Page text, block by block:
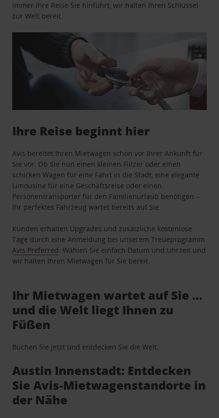
immer Ihre Reise Sie hinführt, wir halten Ihren Schlüssel
zur Welt bereit.
Ihre Reise beginnt hier
Avis bereitet Ihren Mietwagen schon vor Ihrer Ankunft für
Sie vor. Ob Sie nun einen kleinen Flitzer oder einen
schicken Wagen für eine Fahrt in die Stadt, eine elegante
Limousine für eine Geschäftsreise oder einen
Personentransporter für den Familienurlaub benötigen –
Ihr perfektes Fahrzeug wartet bereits auf Sie.
Kunden erhalten Upgrades und zusätzliche kostenlose
Tage durch eine Anmeldung bei unserem Treueprogramm
Avis Preferred . Wählen Sie einfach Datum und Uhrzeit und
wir halten Ihren Mietwagen für Sie bereit.
Ihr Mietwagen wartet auf Sie …
und die Welt liegt Ihnen zu
Füßen
Buchen Sie jetzt und entdecken Sie die Welt.
Austin Innenstadt: Entdecken
Sie Avis-Mietwagenstandorte in
der Nähe